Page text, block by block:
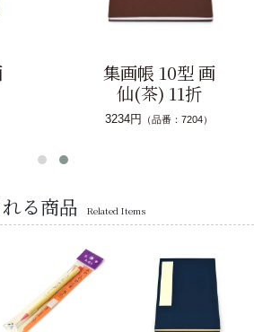
集画帳 10型 画
仙(茶) 11折
3234円 （品番：7204）
る商品 Related Items